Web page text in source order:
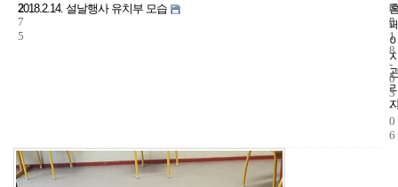
2
7
5
2018.2.14. 설날행사 유치부 모습
6
5
2
0
1
8
-
0
3
-
0
6